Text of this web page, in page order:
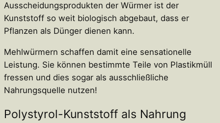
Ausscheidungsprodukten der Würmer ist der
Kunststoff so weit biologisch abgebaut, dass er
Pflanzen als Dünger dienen kann.
Mehlwürmern schaffen damit eine sensationelle
Leistung. Sie können bestimmte Teile von Plastikmüll
fressen und dies sogar als ausschließliche
Nahrungsquelle nutzen!
Polystyrol-Kunststoff als Nahrung